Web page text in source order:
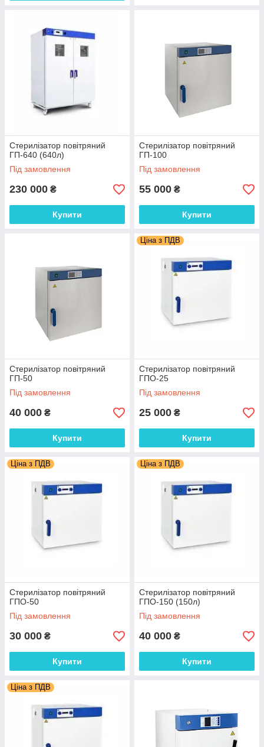
Стерилізатор повітряний
ГП-640 (640л)
Під замовлення
230 000 ₴
Купити
Стерилізатор повітряний
ГП-100
Під замовлення
55 000 ₴
Купити
Стерилізатор повітряний
ГП-50
Під замовлення
40 000 ₴
Купити
Ціна з ПДВ
Стерилізатор повітряний
ГПО-25
Під замовлення
25 000 ₴
Купити
Ціна з ПДВ
Стерилізатор повітряний
ГПО-50
Під замовлення
30 000 ₴
Купити
Ціна з ПДВ
Стерилізатор повітряний
ГПО-150 (150л)
Під замовлення
40 000 ₴
Купити
Ціна з ПДВ